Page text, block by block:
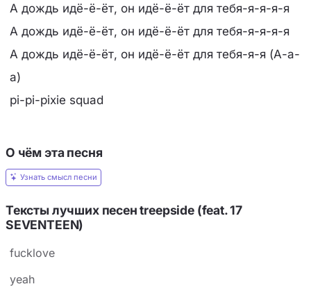
А дождь идё-ё-ёт, он идё-ё-ёт для тебя-я-я-я-я
А дождь идё-ё-ёт, он идё-ё-ёт для тебя-я-я-я-я
А дождь идё-ё-ёт, он идё-ё-ёт для тебя-я-я (А-а-
а)
​​pi-pi-pixie squad
О чём эта песня
Узнать смысл песни
Тексты лучших песен treepside (feat. 17
SEVENTEEN)
fucklove
yeah